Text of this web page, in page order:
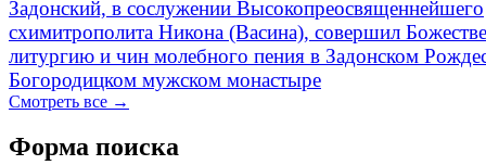
Задонский, в сослужении Высокопреосвященнейшего
схимитрополита Никона (Васина), совершил
литургию и чин молебного пения в Задонском
Богородицком мужском монастыре
Смотреть все →
Форма поиска